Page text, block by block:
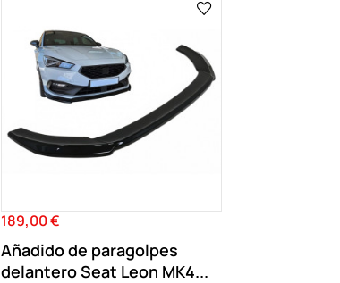
Precio
189,00 €
Añadido de paragolpes
delantero Seat Leon MK4...